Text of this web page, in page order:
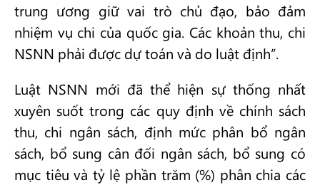
trung ương giữ vai trò chủ đạo, bảo đảm
nhiệm vụ chi của quốc gia. Các khoản thu, chi
NSNN phải được dự toán và do luật định”.
Luật NSNN mới đã thể hiện sự thống nhất
xuyên suốt trong các quy định về chính sách
thu, chi ngân sách, định mức phân bổ ngân
sách, bổ sung cân đối ngân sách, bổ sung có
mục tiêu và tỷ lệ phần trăm (%) phân chia các